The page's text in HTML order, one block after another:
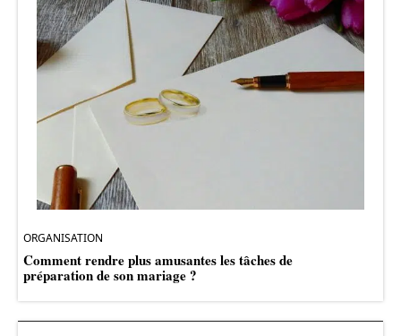
ORGANISATION
Comment rendre plus amusantes les tâches de
préparation de son mariage ?